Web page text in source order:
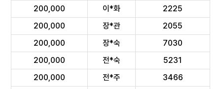
200,000
이*화
2225
200,000
장*관
2055
200,000
장*숙
7030
200,000
전*숙
5231
200,000
전*주
3466